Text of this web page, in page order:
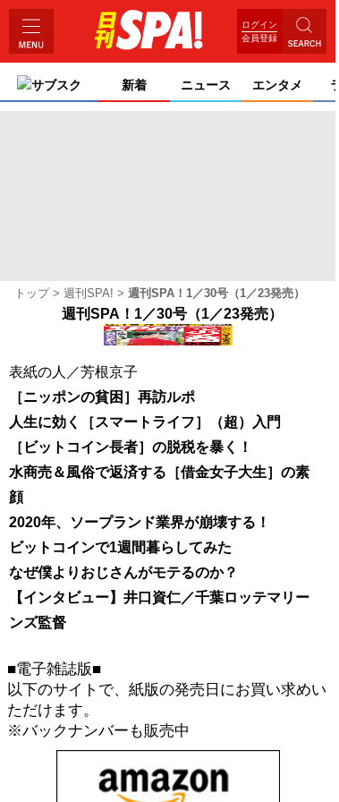
ログイン
会員登録
サブスク 新着 ニュース エンタメ
トップ 週刊SPA! 週刊SPA！1／30号（1／23発売）
週刊SPA！1／30号（1／23発売）
表紙の人／芳根京子
［ニッポンの貧困］再訪ルポ
人生に効く［スマートライフ］（超）入門
［ビットコイン長者］の脱税を暴く！
水商売＆風俗で返済する［借金女子大生］の素
顔
2020年、ソープランド業界が崩壊する！
ビットコインで1週間暮らしてみた
なぜ僕よりおじさんがモテるのか？
【インタビュー】井口資仁／千葉ロッテマリー
ンズ監督
■電子雑誌版■
以下のサイトで、紙版の発売日にお買い求めい
ただけます。
※バックナンバーも販売中